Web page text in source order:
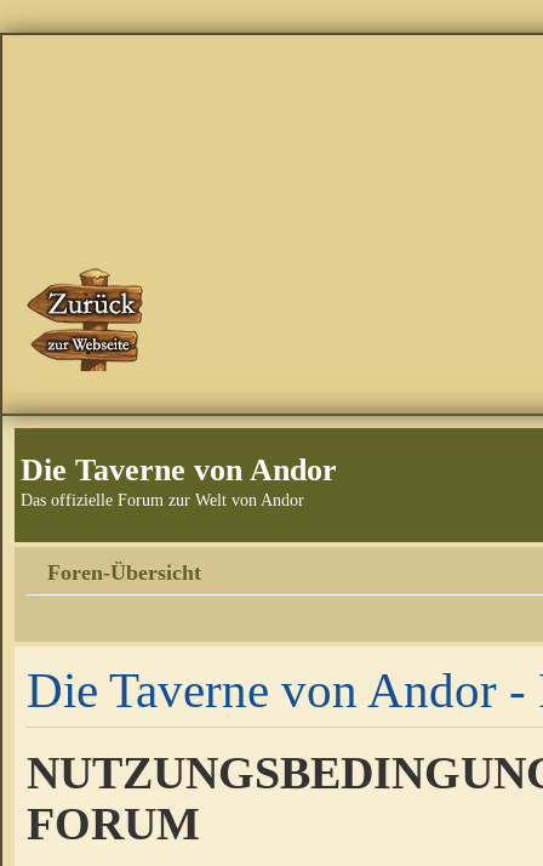
Die Taverne von Andor
Das offizielle Forum zur Welt von Andor
Foren-Übersicht
Die Taverne von Andor -
FORUM